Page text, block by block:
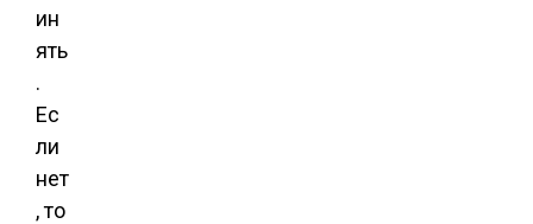
ин
ять
.
Ес
ли
нет
, то